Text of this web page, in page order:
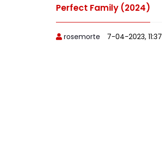
Perfect Family (2024)
rosemorte 7-04-2023, 11:37